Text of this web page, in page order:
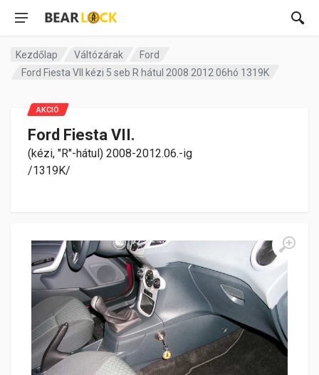
Kezdőlap Váltózárak
Ford
Ford Fiesta VII kézi 5 seb R hátul 2008 2012 06hó 1319K
Ford Fiesta VII.
(kézi, "R"-hátul) 2008-2012.06.-ig
/1319K/
AKCIÓ